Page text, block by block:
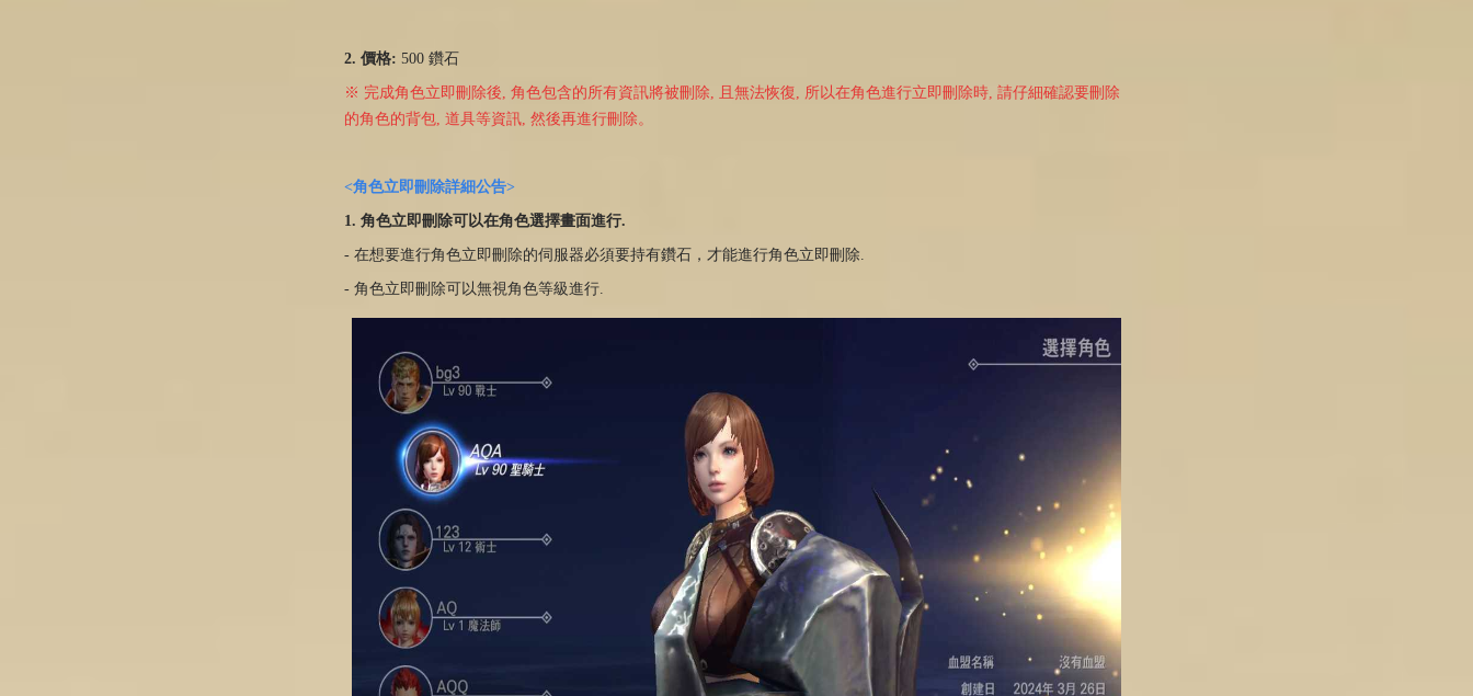
2. 價格: 500 鑽石
※ 完成角色立即刪除後, 角色包含的所有資訊將被刪除, 且無法恢復, 所以在角色進行立即刪除時, 請仔細確認要刪除
的角色的背包, 道具等資訊, 然後再進行刪除。
<角色立即刪除詳細公告>
1. 角色立即刪除可以在角色選擇畫面進行.
- 在想要進行角色立即刪除的伺服器必須要持有鑽石，才能進行角色立即刪除.
- 角色立即刪除可以無視角色等級進行.